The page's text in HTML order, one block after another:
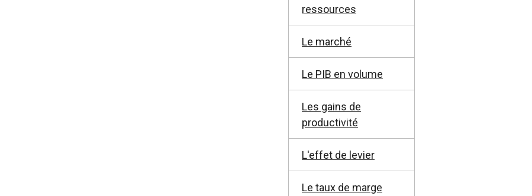
ressources
Le marché
Le PIB en volume
Les gains de
productivité
L'effet de levier
Le taux de marge